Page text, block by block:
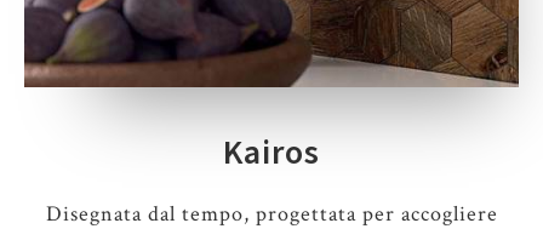
Kairos
Disegnata dal tempo, progettata per accogliere